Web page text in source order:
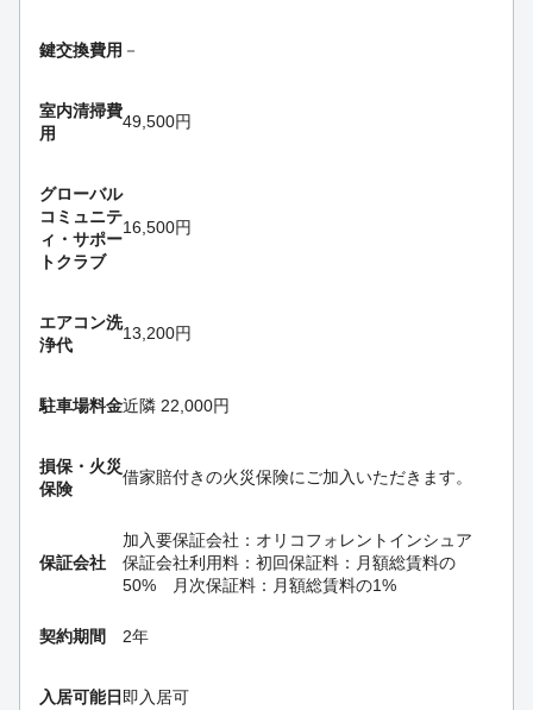
鍵交換費用 －
室内清掃費
用
49,500円
グローバル
コミュニテ
ィ・サポー
トクラブ
16,500円
エアコン洗
浄代
13,200円
駐車場料金近隣 22,000円
損保・ 火災
保険
借家賠付きの火災保険にご加入いただきます。
保証会社
加入要保証会社：オリコフォレントインシュア
保証会社利用料：初回保証料：月額総賃料の
50% 月次保証料：月額総賃料の1%
契約期間 2年
入居可能日 即入居可